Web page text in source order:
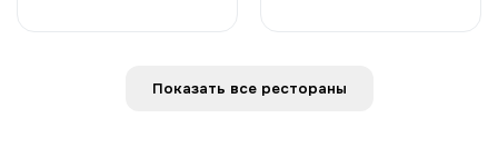
Показать все рестораны